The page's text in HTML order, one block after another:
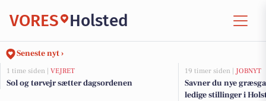
VORES Holsted
Seneste nyt ›
1 time siden | VEJRET
Sol og tørvejr sætter dagsordenen
19 timer siden | JOBNYT
Savner du nye
ledige stillinger i